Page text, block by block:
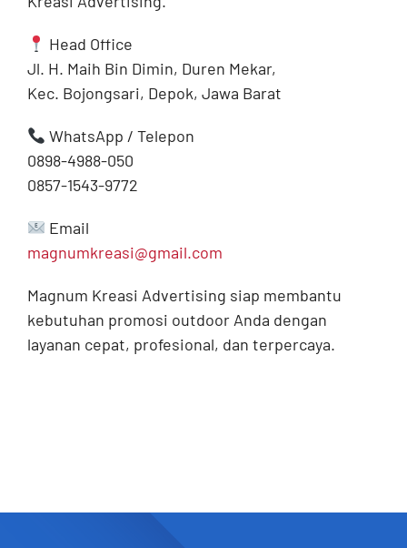
Head Office
Jl. H. Maih Bin Dimin, Duren Mekar,
Kec. Bojongsari, Depok, Jawa Barat
WhatsApp / Telepon
0898-4988-050
0857-1543-9772
Email
magnumkreasi@gmail.com
Magnum Kreasi Advertising siap membantu
kebutuhan promosi outdoor Anda dengan
layanan cepat, profesional, dan terpercaya.